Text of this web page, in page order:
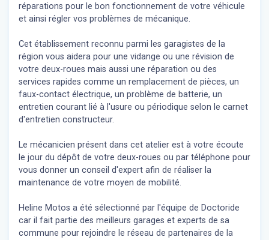
réparations pour le bon fonctionnement de votre véhicule
et ainsi régler vos problèmes de mécanique.
Cet établissement reconnu parmi les garagistes de la
région vous aidera pour une vidange ou une révision de
votre deux-roues mais aussi une réparation ou des
services rapides comme un remplacement de pièces, un
faux-contact électrique, un problème de batterie, un
entretien courant lié à l'usure ou périodique selon le carnet
d'entretien constructeur.
Le mécanicien présent dans cet atelier est à votre écoute
le jour du dépôt de votre deux-roues ou par téléphone pour
vous donner un conseil d'expert afin de réaliser la
maintenance de votre moyen de mobilité.
Heline Motos a été sélectionné par l'équipe de Doctoride
car il fait partie des meilleurs garages et experts de sa
commune pour rejoindre le réseau de partenaires de la